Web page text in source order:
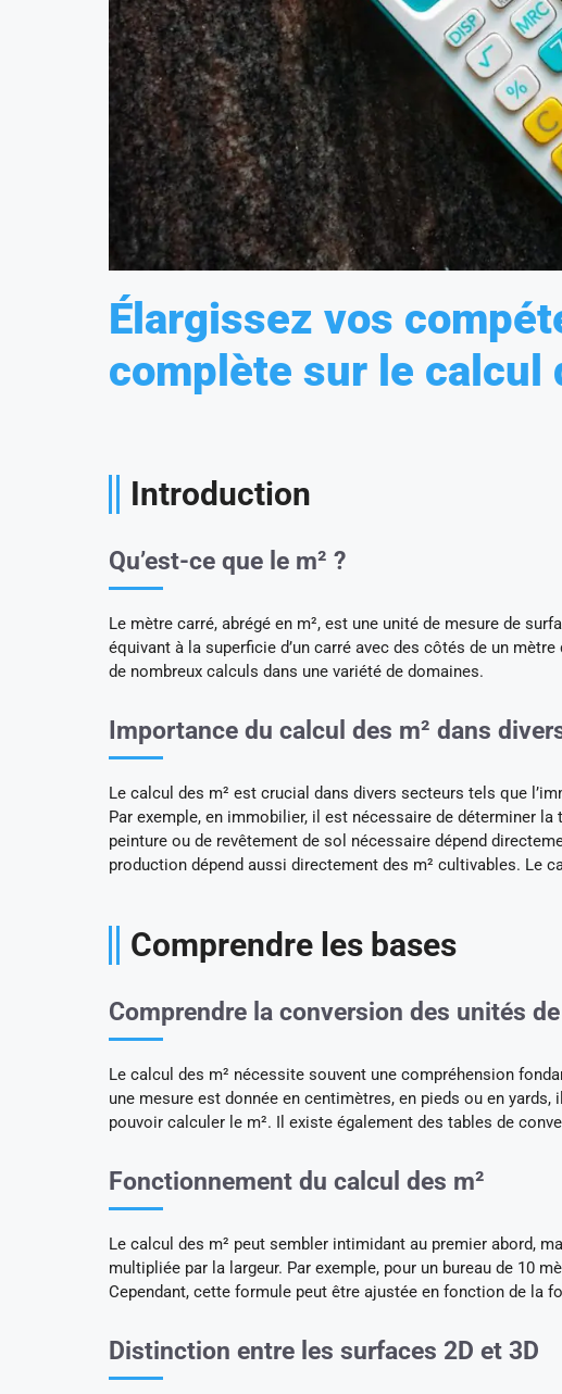
Élargissez vos
complète sur le calcul
Introduction
Qu’est-ce que le m² ?
Le mètre carré, abrégé en m², est une unité de mesure de
équivant à la superficie d’un carré avec des côtés de un
de nombreux calculs dans une variété de domaines.
Importance du calcul des m² dans
Le calcul des m² est crucial dans divers secteurs tels que
Par exemple, en immobilier, il est nécessaire de déterminer
peinture ou de revêtement de sol nécessaire dépend
production dépend aussi directement des m² cultivables. Le
Comprendre les bases
Comprendre la conversion des unités
Le calcul des m² nécessite souvent une compréhension
une mesure est donnée en centimètres, en pieds ou en
pouvoir calculer le m². Il existe également des tables de
Fonctionnement du calcul des m²
Le calcul des m² peut sembler intimidant au premier abord,
multipliée par la largeur. Par exemple, pour un bureau de 10
Cependant, cette formule peut être ajustée en fonction de la
Distinction entre les surfaces 2D et 3D